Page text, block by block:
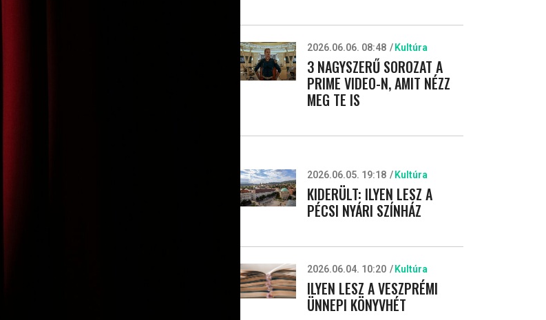
2026.06.06. 08:48 Kultúra
3 NAGYSZERŰ SOROZAT A
PRIME VIDEO-N, AMIT NÉZZ
MEG TE IS
2026.06.05. 19:18 Kultúra
KIDERÜLT: ILYEN LESZ A
PÉCSI NYÁRI SZÍNHÁZ
2026.06.04. 10:20 Kultúra
ILYEN LESZ A VESZPRÉMI
ÜNNEPI KÖNYVHÉT